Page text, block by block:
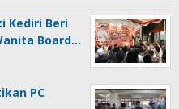
Kediri Beri
Board…
PC